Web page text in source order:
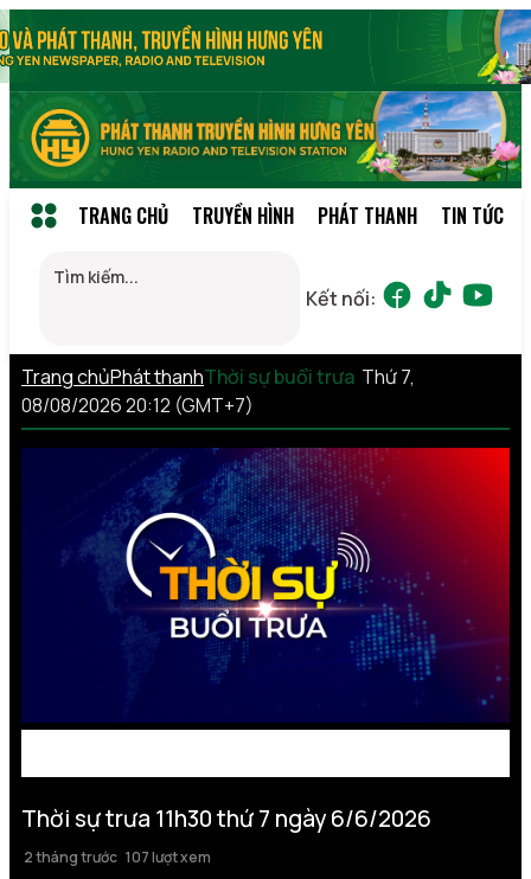
TRANG CHỦ TRUYỀN HÌNH PHÁT THANH TIN TỨC
Kết nối:
Trang chủPhát thanhThời sự buổi trưa Thứ 7,
08/08/2026 20:12 (GMT+7)
Thời sự trưa 11h30 thứ 7 ngày 6/6/2026
2 tháng trước 107 lượt xem